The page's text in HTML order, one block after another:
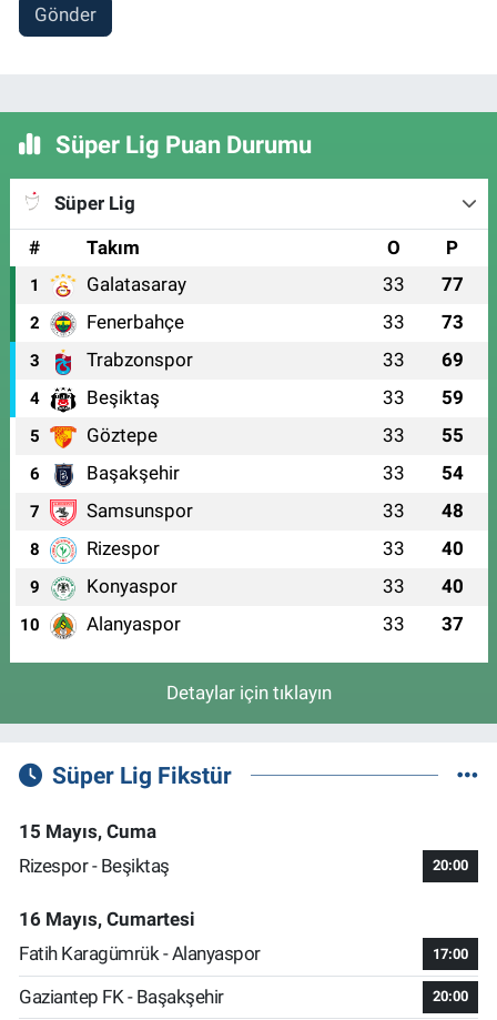
Gönder
Süper Lig Puan Durumu
Süper Lig
#
Takım O P
1 Galatasaray 33 77
2 Fenerbahçe 33 73
3 Trabzonspor 33 69
4 Beşiktaş 33 59
5 Göztepe 33 55
6 Başakşehir 33 54
7 Samsunspor 33 48
8 Rizespor 33 40
9 Konyaspor 33 40
10 Alanyaspor 33 37
Detaylar için tıklayın
Süper Lig Fikstür
15 Mayıs, Cuma
Rizespor - Beşiktaş
20:00
16 Mayıs, Cumartesi
Fatih Karagümrük - Alanyaspor
17:00
Gaziantep FK - Başakşehir 20:00